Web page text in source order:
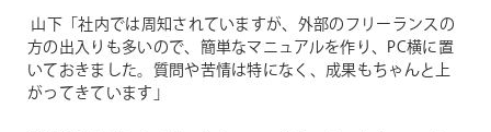
山下「社内では周知されていますが、外部のフリーランスの
方の出入りも多いので、簡単なマニュアルを作り、PC横に置
いておきました。質問や苦情は特になく、成果もちゃんと上
がってきています」